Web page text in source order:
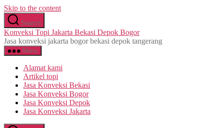
Skip to the content
Search
Konveksi Topi Jakarta Bekasi Depok Bogor
Jasa konveksi jakarta bogor bekasi depok tangerang
Menu
Alamat kami
Artikel topi
Jasa Konveksi Bekasi
Jasa Konveksi Bogor
Jasa Konveksi Depok
Jasa Konveksi Jakarta